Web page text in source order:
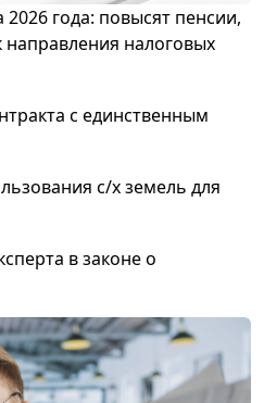
2026 года: повысят пенсии,
налоговых
с единственным
с/х земель для
в законе о